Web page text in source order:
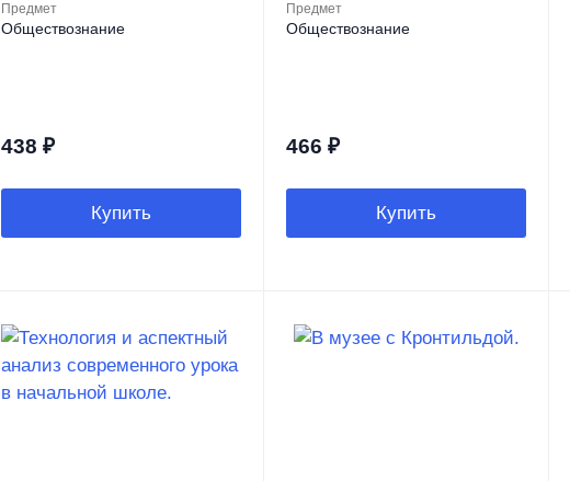
Предмет
Обществознание
438 ₽
Купить
Предмет
Обществознание
466 ₽
Купить